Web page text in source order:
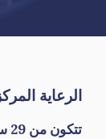
الرعاية
تتكون من 29 سرير مقسمة علي 4 غرف :